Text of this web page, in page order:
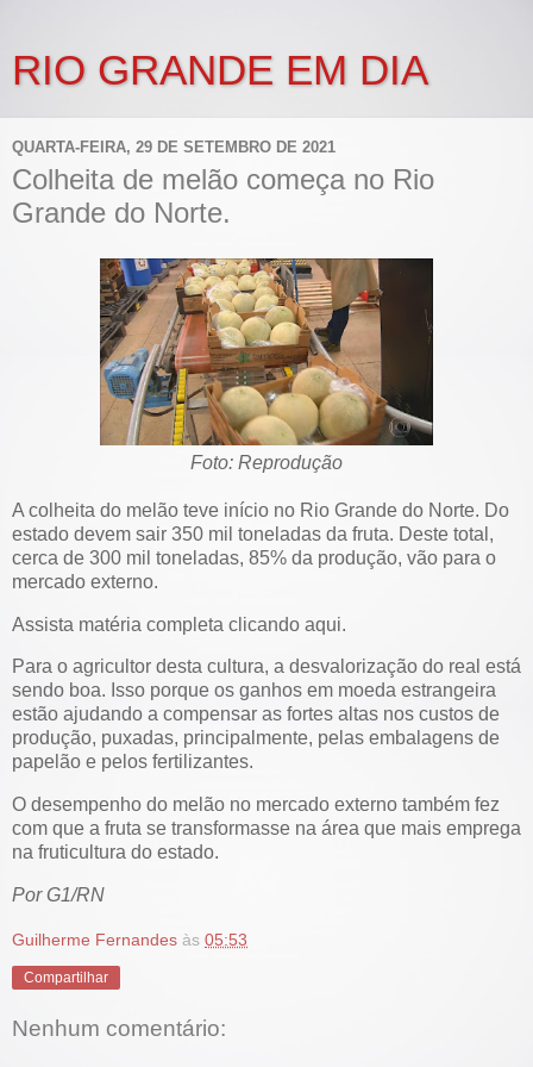
RIO GRANDE EM DIA
QUARTA-FEIRA, 29 DE SETEMBRO DE 2021
Colheita de melão começa no Rio
Grande do Norte.
Foto: Reprodução
A colheita do melão teve início no Rio Grande do Norte. Do
estado devem sair 350 mil toneladas da fruta. Deste total,
cerca de 300 mil toneladas, 85% da produção, vão para o
mercado externo.
Assista matéria completa clicando aqui.
Para o agricultor desta cultura, a desvalorização do real está
sendo boa. Isso porque os ganhos em moeda estrangeira
estão ajudando a compensar as fortes altas nos custos de
produção, puxadas, principalmente, pelas embalagens de
papelão e pelos fertilizantes.
O desempenho do melão no mercado externo também fez
com que a fruta se transformasse na área que mais emprega
na fruticultura do estado.
Por G1/RN
Guilherme Fernandes às 05:53
Compartilhar
Nenhum comentário: